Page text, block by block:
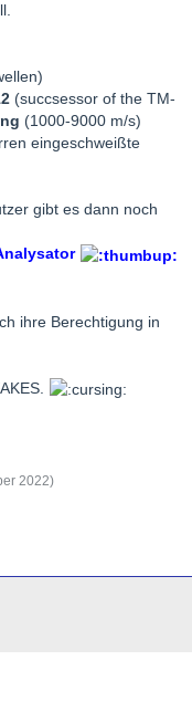
(succsessor of the TM-
(1000-9000 m/s)
eingeschweißte
gibt es dann noch
ihre Berechtigung in
2022)